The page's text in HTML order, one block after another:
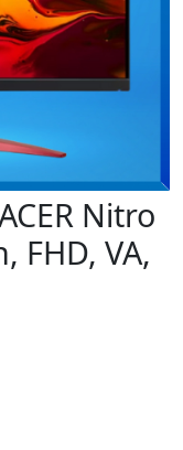
Nitro
FHD, VA,